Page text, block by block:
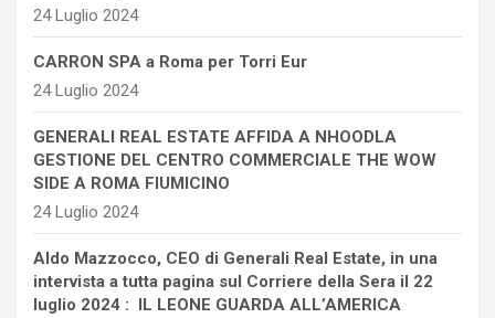
24 Luglio 2024
CARRON SPA a Roma per Torri Eur
24 Luglio 2024
GENERALI REAL ESTATE AFFIDA A NHOODLA
GESTIONE DEL CENTRO COMMERCIALE THE WOW
SIDE A ROMA FIUMICINO
24 Luglio 2024
Aldo Mazzocco, CEO di Generali Real Estate, in una
intervista a tutta pagina sul Corriere della Sera il 22
luglio 2024 : IL LEONE GUARDA ALL’AMERICA